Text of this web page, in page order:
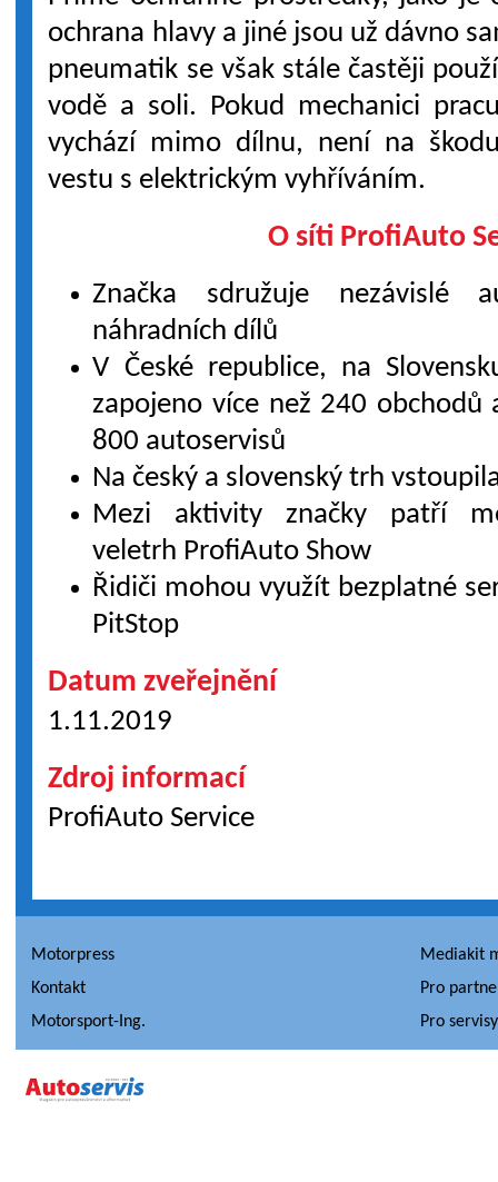
ochrana hlavy a jiné jsou už dávno
pneumatik se však stále častěji
vodě a soli. Pokud mechanici
vychází mimo dílnu, není na
vestu s elektrickým vyhříváním.
O síti ProfiAuto
Značka sdružuje nezávislé
náhradních dílů
V České republice, na
zapojeno více než 240 obchodů
800 autoservisů
Na český a slovenský trh
Mezi aktivity značky patří
veletrh ProfiAuto Show
Řidiči mohou využít bezplatné
PitStop
Datum zveřejnění
1.11.2019
Zdroj informací
ProfiAuto Service
Motorpress
Mediakit
Kontakt
Pro
Motorsport-Ing.
Pro servisy